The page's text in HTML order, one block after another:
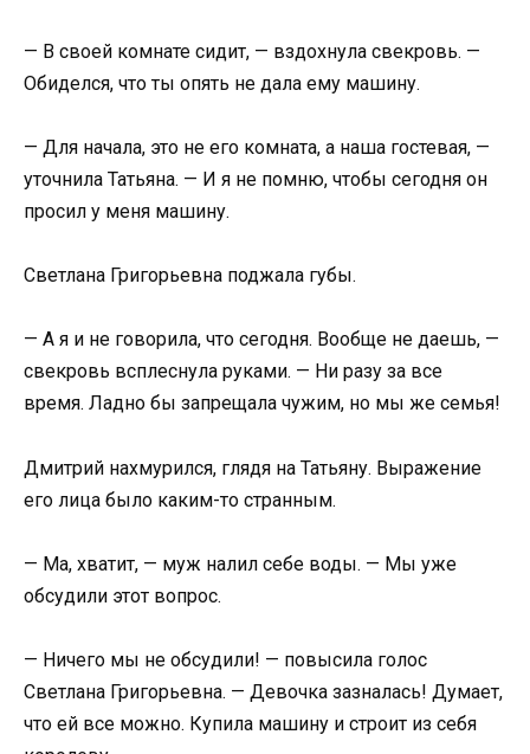
— В своей комнате сидит, — вздохнула свекровь. —
Обиделся, что ты опять не дала ему машину.
— Для начала, это не его комната, а наша гостевая, —
уточнила Татьяна. — И я не помню, чтобы сегодня он
просил у меня машину.
Светлана Григорьевна поджала губы.
— А я и не говорила, что сегодня. Вообще не даешь, —
свекровь всплеснула руками. — Ни разу за все
время. Ладно бы запрещала чужим, но мы же семья!
Дмитрий нахмурился, глядя на Татьяну. Выражение
его лица было каким-то странным.
— Ма, хватит, — муж налил себе воды. — Мы уже
обсудили этот вопрос.
— Ничего мы не обсудили! — повысила голос
Светлана Григорьевна. — Девочка зазналась! Думает,
что ей все можно. Купила машину и строит из себя